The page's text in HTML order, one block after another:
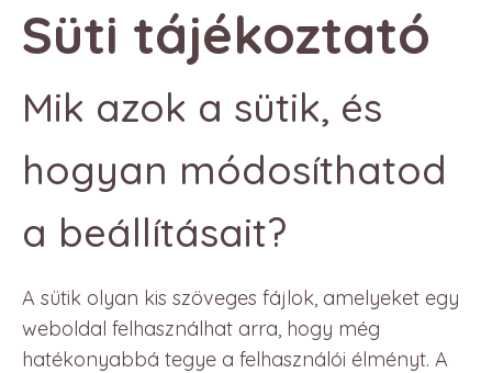
Süti tájékoztató
Mik azok a sütik, és
hogyan módosíthatod
a beállításait?
A sütik olyan kis szöveges fájlok, amelyeket egy
weboldal felhasználhat arra, hogy még
hatékonyabbá tegye a felhasználói élményt. A